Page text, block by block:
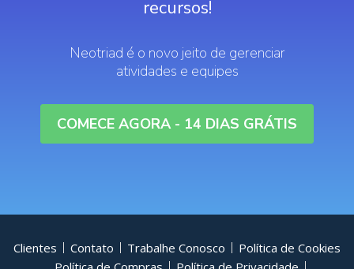
recursos!
Neotriad é o novo jeito de gerenciar
atividades e equipes
COMECE AGORA - 14 DIAS GRÁTIS
Clientes Contato Trabalhe Conosco
Política de Cookies